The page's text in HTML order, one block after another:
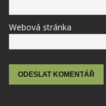
Webová stránka